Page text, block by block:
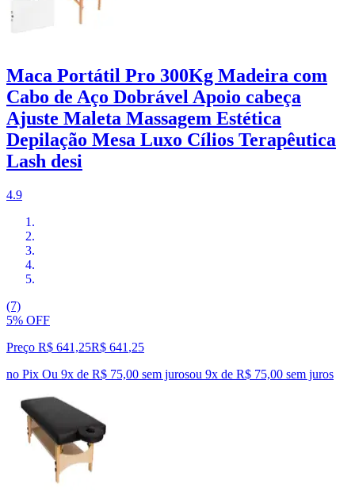
Maca Portátil Pro 300Kg Madeira com
Cabo de Aço Dobrável Apoio cabeça
Ajuste Maleta Massagem Estética
Depilação Mesa Luxo Cílios Terapêutica
Lash desi
4.9
(7)
5% OFF
Preço R$ 641,25R$ 641 ,25
no Pix Ou 9x de R$ 75,00 sem jurosou 9x de R$ 75,00 sem juros